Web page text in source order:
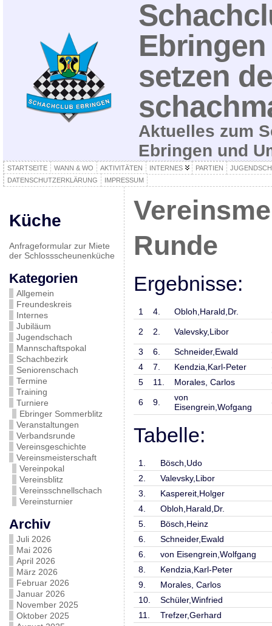
setzen
Aktuelles zum
Ebringen und
STARTSEITE WANN & WO AKTIVITÄTEN INTERNES PARTIEN
DATENSCHUTZERKLÄRUNG
IMPRESSUM
Küche
Anfrageformular zur Miete
der Schlossscheunenküche
Kategorien
Allgemein
Freundeskreis
Internes
Jubiläum
Jugendschach
Mannschaftspokal
Schachbezirk
Seniorenschach
Termine
Training
Turniere
Ebringer Sommerblitz
Veranstaltungen
Verbandsrunde
Vereinsgeschichte
Vereinsmeisterschaft
Vereinpokal
Vereinsblitz
Vereinsschnellschach
Vereinsturnier
Archiv
Juli 2026
Mai 2026
April 2026
März 2026
Februar 2026
Januar 2026
November 2025
Oktober 2025
Runde
Ergebnisse:
1 4. Obloh,Harald,Dr.
2 2. Valevsky,Libor
3 6. Schneider,Ewald
4
7. Kendzia,Karl-Peter
5
11. Morales, Carlos
6 9.
von
Eisengrein,Wofgang
Tabelle:
1.
Bösch,Udo
2.
Valevsky,Libor
3.
Kaspereit,Holger
4.
Obloh,Harald,Dr.
5.
Bösch,Heinz
6.
Schneider,Ewald
6.
von Eisengrein,Wolfgang
8.
Kendzia,Karl-Peter
9.
Morales, Carlos
10.
Schüler,Winfried
11.
Trefzer,Gerhard